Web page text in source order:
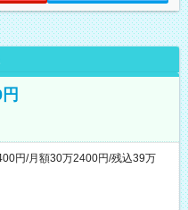
円/月額30万2400円/残込39万